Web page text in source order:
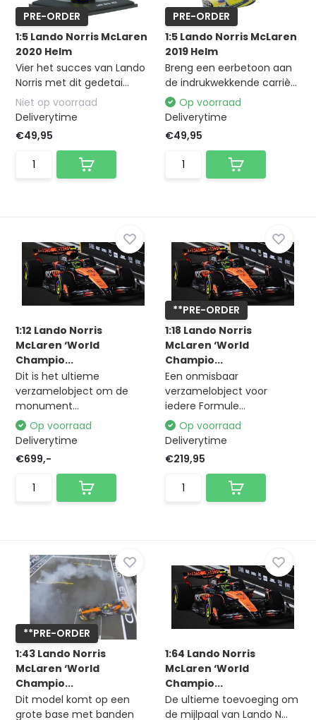
PRE-ORDER
1:5 Lando Norris McLaren
2020 Helm
Vier het succes van Lando
Norris met dit gedetai...
Niet op voorraad
Deliverytime
€49,95
PRE-ORDER
1:5 Lando Norris McLaren
2019 Helm
Breng een eerbetoon aan
de indrukwekkende carriè...
Op voorraad
Deliverytime
€49,95
1:12 Lando Norris
McLaren ‘World
Champio...
Dit is het ultieme
verzamelobject om de
monument...
Op voorraad
Deliverytime
€699,-
**PRE-ORDER
1:18 Lando Norris
McLaren ‘World
Champio...
Een onmisbaar
verzamelobject voor
iedere Formule...
Op voorraad
Deliverytime
€219,95
**PRE-ORDER
1:43 Lando Norris
McLaren ‘World
Champio...
Dit model komt op een
grote base met banden
1:64 Lando Norris
McLaren ‘World
Champio...
De ultieme toevoeging om
de mijlpaal van Lando N...